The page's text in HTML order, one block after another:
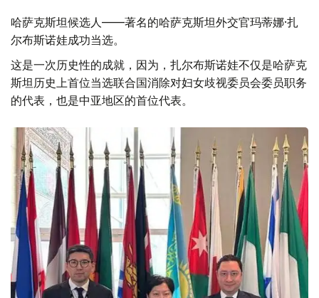
哈萨克斯坦候选人——著名的哈萨克斯坦外交官玛蒂娜·扎
尔布斯诺娃成功当选。
这是一次历史性的成就，因为，扎尔布斯诺娃不仅是哈萨克
斯坦历史上首位当选联合国消除对妇女歧视委员会委员职务
的代表，也是中亚地区的首位代表。